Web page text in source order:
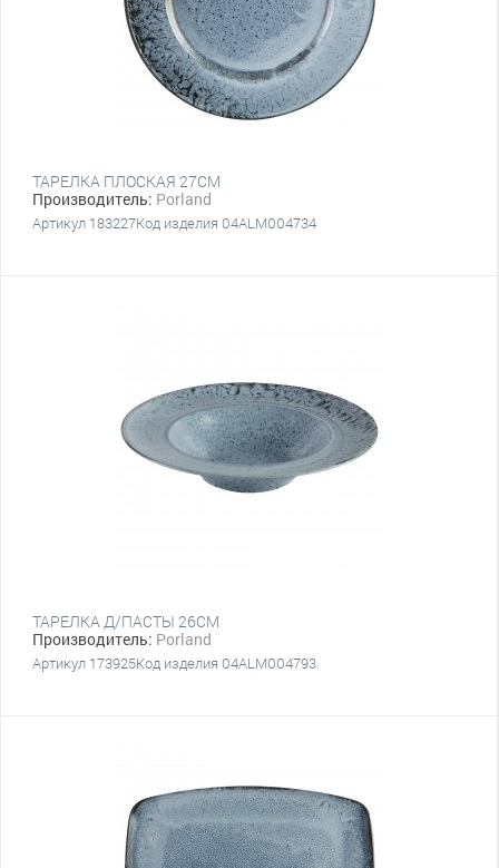
ТАРЕЛКА ПЛОСКАЯ 27CM
Производитель: Porland
Артикул 183227Код изделия 04ALM004734
ТАРЕЛКА Д/ПАСТЫ 26CM
Производитель: Porland
Артикул 173925Код изделия 04ALM004793